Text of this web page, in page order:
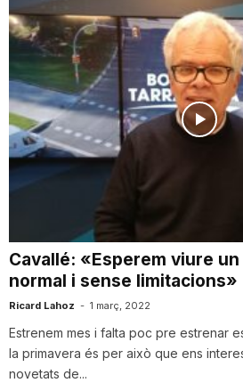
Cavallé: «Esperem viure
normal i sense limitacions»
Ricard Lahoz - 1 març, 2022
Estrenem mes i falta poc pre estrenar
la primavera és per això que ens
novetats de...